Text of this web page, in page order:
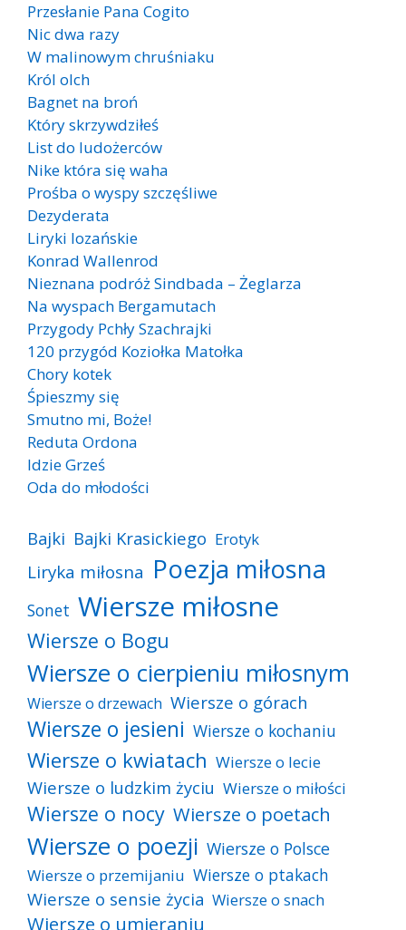
Przesłanie Pana Cogito
Nic dwa razy
W malinowym chruśniaku
Król olch
Bagnet na broń
Który skrzywdziłeś
List do ludożerców
Nike która się waha
Prośba o wyspy szczęśliwe
Dezyderata
Liryki lozańskie
Konrad Wallenrod
Nieznana podróż Sindbada – Żeglarza
Na wyspach Bergamutach
Przygody Pchły Szachrajki
120 przygód Koziołka Matołka
Chory kotek
Śpieszmy się
Smutno mi, Boże!
Reduta Ordona
Idzie Grześ
Oda do młodości
Bajki Bajki Krasickiego Erotyk
Liryka miłosna Poezja miłosna
Sonet Wiersze miłosne
Wiersze o Bogu
Wiersze o cierpieniu miłosnym
Wiersze o drzewach Wiersze o górach
Wiersze o jesieni Wiersze o kochaniu
Wiersze o kwiatach Wiersze o lecie
Wiersze o ludzkim życiu Wiersze o miłości
Wiersze o nocy Wiersze o poetach
Wiersze o poezji Wiersze o Polsce
Wiersze o przemijaniu Wiersze o ptakach
Wiersze o sensie życia Wiersze o snach
Wiersze o umieraniu